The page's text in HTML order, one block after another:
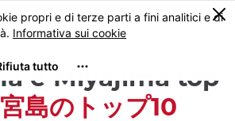
0
e Miyajima top
島のトップ10